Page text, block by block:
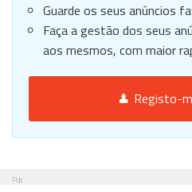
Guarde os seus anúncios
Faça a gestão dos seus
aos mesmos, com maior
Registo-
Pub